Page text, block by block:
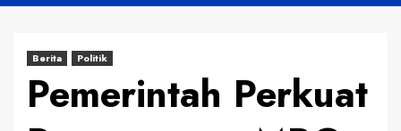
Berita Politik
Pemerintah Perkuat